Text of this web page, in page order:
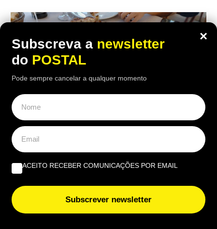
ALGARVE,GASTRONOMIA
“O verdadeiro sabor da Guia”: nesta
churrasqueira algarvia da EN125 ainda
pode comer “excelente frango à Guia”
×
Subscreva a newsletter
do POSTAL
Pode sempre cancelar a qualquer momento
ACEITO RECEBER COMUNICAÇÕES POR EMAIL
Subscrever newsletter